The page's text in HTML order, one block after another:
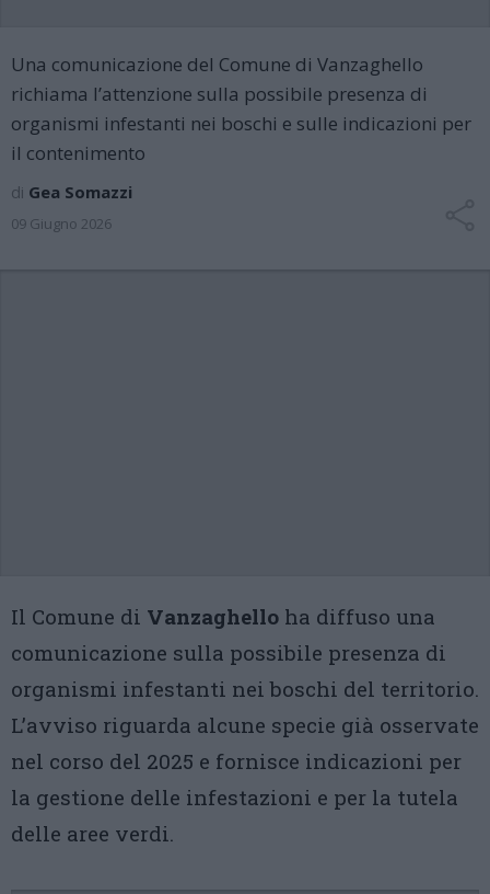
Una comunicazione del Comune di Vanzaghello
richiama l’attenzione sulla possibile presenza di
organismi infestanti nei boschi e sulle indicazioni per
il contenimento
di Gea Somazzi
09 Giugno 2026
Il Comune di Vanzaghello ha diffuso una
comunicazione sulla possibile presenza di
organismi infestanti nei boschi del territorio.
L’avviso riguarda alcune specie già osservate
nel corso del 2025 e fornisce indicazioni per
la gestione delle infestazioni e per la tutela
delle aree verdi.